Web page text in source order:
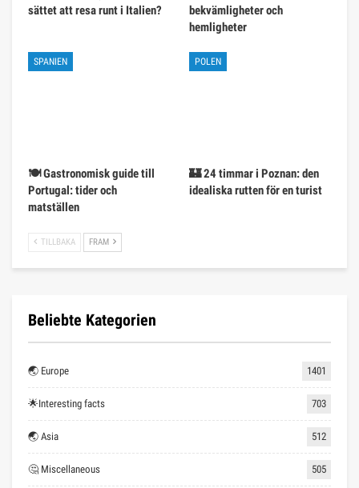
sättet att resa runt i Italien?
bekvämligheter och
hemligheter
SPANIEN
🍽️ Gastronomisk guide till
Portugal: tider och
matställen
POLEN
🏰 24 timmar i Poznan: den
idealiska rutten för en turist
TILLBAKA FRAM
Beliebte Kategorien
🌏 Europe 1401
🌟Interesting facts 703
🌏 Asia 512
🤔 Miscellaneous 505